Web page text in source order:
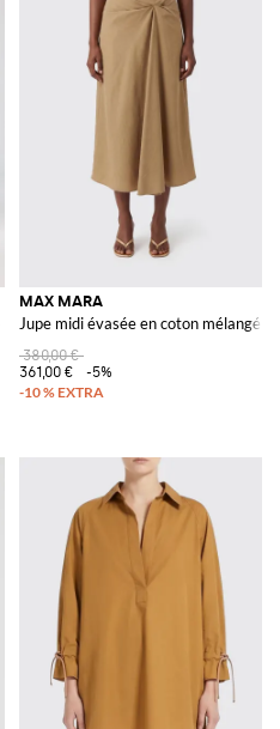
MAX MARA
Jupe midi évasée en coton mélangé
380,00 €
361,00 €
-5%